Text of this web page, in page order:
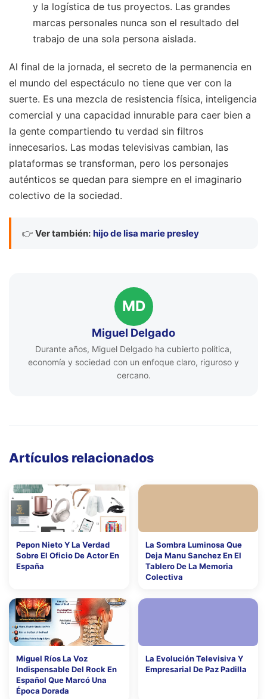
y la logística de tus proyectos. Las grandes
marcas personales nunca son el resultado del
trabajo de una sola persona aislada.
Al final de la jornada, el secreto de la permanencia en
el mundo del espectáculo no tiene que ver con la
suerte. Es una mezcla de resistencia física, inteligencia
comercial y una capacidad innurable para caer bien a
la gente compartiendo tu verdad sin filtros
innecesarios. Las modas televisivas cambian, las
plataformas se transforman, pero los personajes
auténticos se quedan para siempre en el imaginario
colectivo de la sociedad.
👉 Ver también: hijo de lisa marie presley
MD
Miguel Delgado
Durante años, Miguel Delgado ha cubierto política,
economía y sociedad con un enfoque claro, riguroso y
cercano.
Artículos relacionados
Pepon Nieto Y La Verdad
Sobre El Oficio De Actor En
España
La Sombra Luminosa Que
Deja Manu Sanchez En El
Tablero De La Memoria
Colectiva
Miguel Ríos La Voz
Indispensable Del Rock En
Español Que Marcó Una
Época Dorada
La Evolución Televisiva Y
Empresarial De Paz Padilla